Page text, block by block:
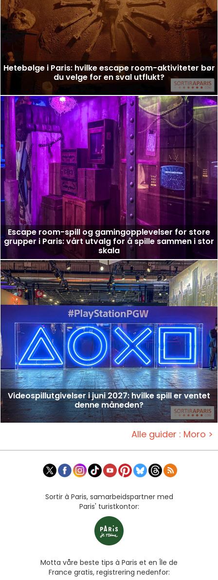
Hetebølge i Paris: hvilke escape room-aktiviteter bør
du velge for en sval utflukt?
Escape room-spill og gamingopplevelser for store
grupper i Paris: vårt utvalg for å spille sammen i stor
skala
Videospillutgivelser i juni 2027: hvilke spill er ventet
denne måneden?
Alle guider : Moro >
Sortir à Paris, samarbeidspartner med
Paris' turistkontor:
Motta våre beste tips à Paris et en Île de
France gratis, registrering nedenfor: